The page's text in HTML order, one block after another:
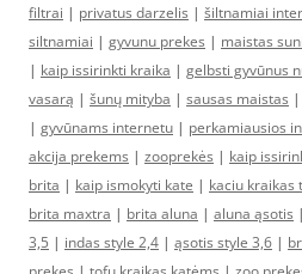
filtrai | privatus darzelis | šiltnamiai
siltnamiai | gyvunu prekes | maistas
| kaip issirinkti kraika | gelbsti gyvūnus
vasarą | šunų mityba | sausas maistas |
| gyvūnams internetu | perkamiausios
akcija prekems | zooprekės | kaip
brita | kaip ismokyti kate | kaciu kraikas
brita maxtra | brita aluna | aluna ąsotis |
3,5 | indas style 2,4 | ąsotis style 3,6 |